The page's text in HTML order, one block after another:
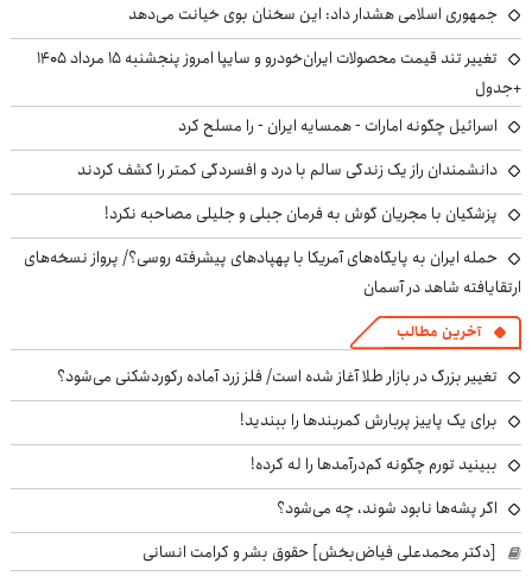
جمهوری اسلامی هشدار داد: این سخنان بوی خیانت می‌دهد
تغییر تند قیمت محصولات ایران‌خودرو و سایپا امروز پنجشنبه ۱۵ مرداد ۱۴۰۵
+جدول
اسرائیل چگونه امارات - همسایه ایران - را مسلح کرد
دانشمندان راز یک زندگی سالم با درد و افسردگی کمتر را کشف کردند
پزشکیان با مجریان گوش به فرمان جبلی و جلیلی مصاحبه نکرد!
حمله ایران به پایگاه‌های آمریکا با پهپادهای پیشرفته روسی؟/ پرواز نسخه‌های
ارتقایافته شاهد در آسمان
آخرین مطالب
تغییر بزرگ در بازار طلا آغاز شده است/ فلز زرد آماده رکوردشکنی می‌شود؟
برای یک پاییز پربارش کمربندها را ببندید!
ببینید تورم چگونه کم‌درآمدها را له کرده!
اگر پشه‌ها نابود شوند، چه می‌شود؟
[دکتر محمدعلی فیاض‌بخش] حقوق بشر و کرامت انسانی